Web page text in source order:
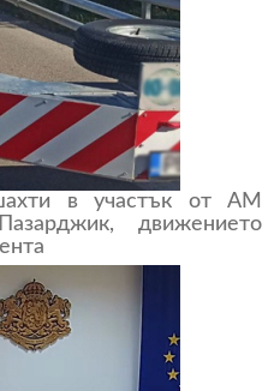
в участък от АМ
движението